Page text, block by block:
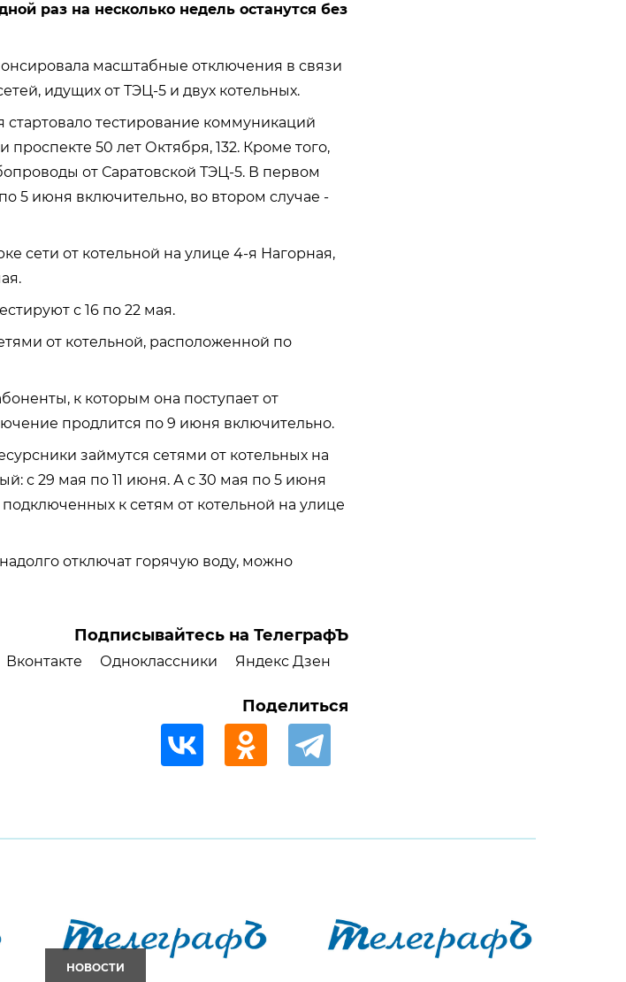
раз на несколько недель останутся без
масштабные отключения в связи
идущих от ТЭЦ-5 и двух котельных.
тестирование коммуникаций
50 лет Октября, 132. Кроме того,
от Саратовской ТЭЦ-5. В первом
5 июня включительно, во втором случае -
сети от котельной на улице 4-я Нагорная,
с 16 по 22 мая.
от котельной, расположенной по
к которым она поступает от
продлится по 9 июня включительно.
займутся сетями от котельных на
с 29 мая по 11 июня. А с 30 мая по 5 июня
к сетям от котельной на улице
отключат горячую воду, можно
Подписывайтесь на ТелеграфЪ
Вконтакте Одноклассники Яндекс Дзен
Поделиться
НОВОСТИ